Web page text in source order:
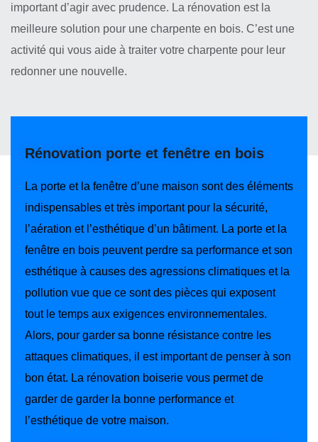
important d’agir avec prudence. La rénovation est la
meilleure solution pour une charpente en bois. C’est une
activité qui vous aide à traiter votre charpente pour leur
redonner une nouvelle.
Rénovation porte et fenêtre en bois
La porte et la fenêtre d’une maison sont des éléments
indispensables et très important pour la sécurité,
l’aération et l’esthétique d’un bâtiment. La porte et la
fenêtre en bois peuvent perdre sa performance et son
esthétique à causes des agressions climatiques et la
pollution vue que ce sont des pièces qui exposent
tout le temps aux exigences environnementales.
Alors, pour garder sa bonne résistance contre les
attaques climatiques, il est important de penser à son
bon état. La rénovation boiserie vous permet de
garder de garder la bonne performance et
l’esthétique de votre maison.